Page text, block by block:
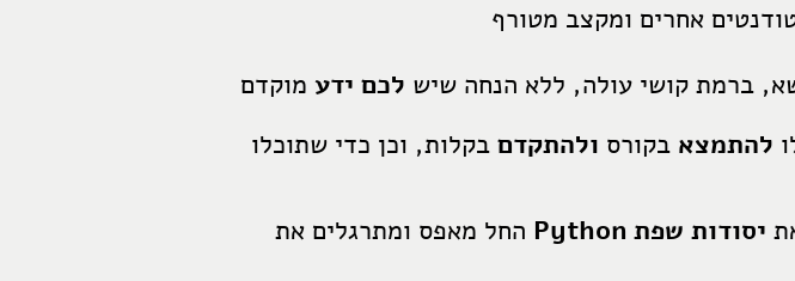
אחרים ומקצב מטורף
ברמת קושי עולה, ללא הנחה שיש לכם ידע מוקדם
להתמצא בקורס ולהתקדם בקלות, וכן כדי שתוכלו
יסודות שפת Python
החל מאפס ומתרגלים את